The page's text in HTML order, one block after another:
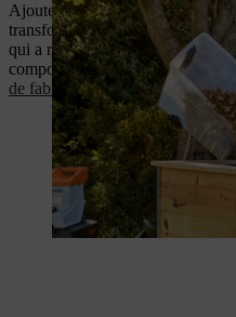
Ajoutez à ce stade une couche
transformé d’une épaisseur de
qui a reposé pendant 6 à 9 mois
compost mûr.
Découvrez plus
de fabriquer du compost dans